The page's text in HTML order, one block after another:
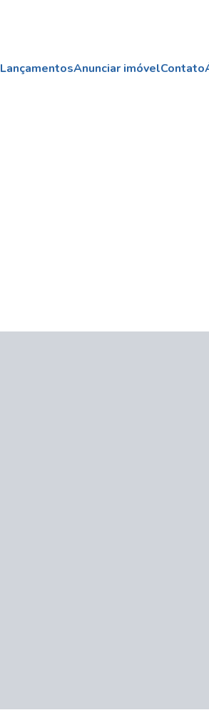
LançamentosAnunciar imóvelContato